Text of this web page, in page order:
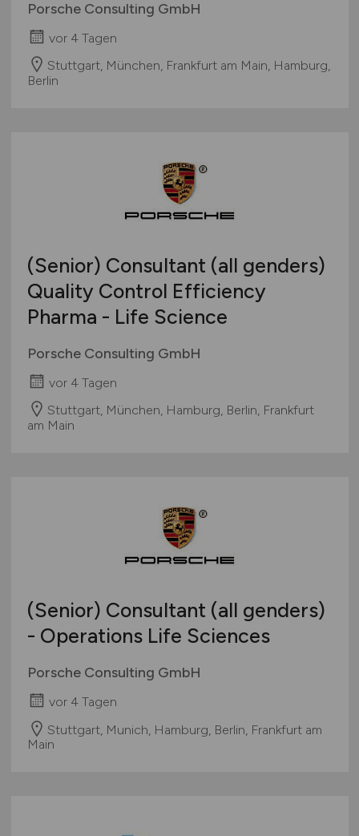
Porsche Consulting GmbH
vor 4 Tagen
Stuttgart, München, Frankfurt am Main, Hamburg,
Berlin
(Senior) Consultant (all genders)
Quality Control Efficiency
Pharma - Life Science
Porsche Consulting GmbH
vor 4 Tagen
Stuttgart, München, Hamburg, Berlin, Frankfurt
am Main
(Senior) Consultant (all genders)
- Operations Life Sciences
Porsche Consulting GmbH
vor 4 Tagen
Stuttgart, Munich, Hamburg, Berlin, Frankfurt am
Main